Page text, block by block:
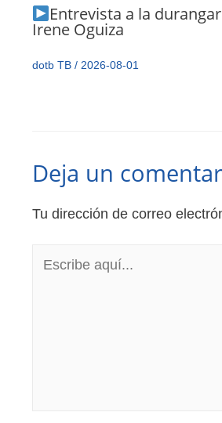
Entrevista a la
Irene Oguiza
dotb TB/ 2026-08-01
Deja un
Tu dirección de correo